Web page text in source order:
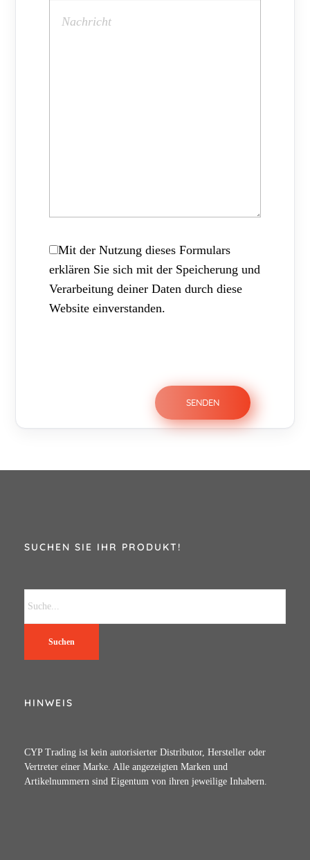
Mit der Nutzung dieses Formulars
erklären Sie sich mit der Speicherung und
Verarbeitung deiner Daten durch diese
Website einverstanden.
SUCHEN SIE IHR PRODUKT!
Suchen
HINWEIS
CYP Trading ist kein autorisierter Distributor, Hersteller oder
Vertreter einer Marke. Alle angezeigten Marken und
Artikelnummern sind Eigentum von ihren jeweilige Inhabern.